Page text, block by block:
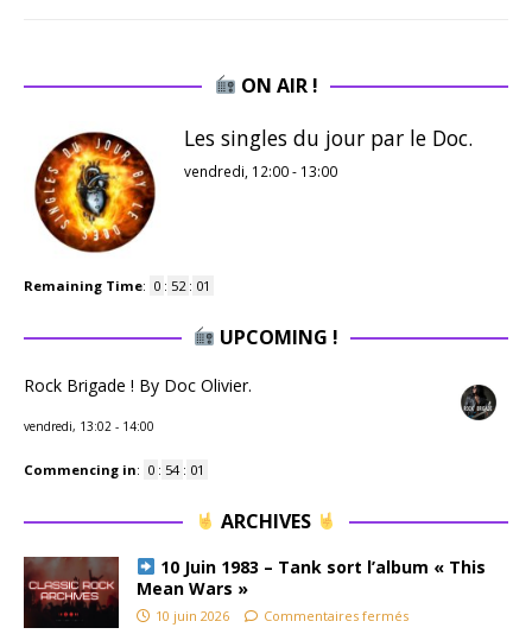
ON AIR !
Les singles du jour par le Doc.
vendredi, 12:00- 13:00
Remaining Time: 0 : 52 : 01
UPCOMING !
Rock Brigade ! By Doc Olivier.
vendredi, 13:02 - 14:00
Commencing in: 0 : 54 : 01
ARCHIVES
10 Juin 1983 – Tank sort l’album « This
Mean Wars »
10 juin 2026 Commentaires fermés